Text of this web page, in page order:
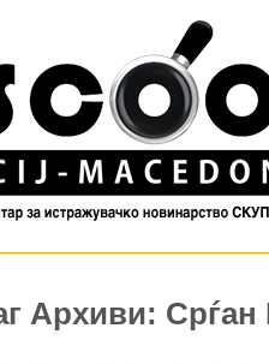
Архиви: Срѓан